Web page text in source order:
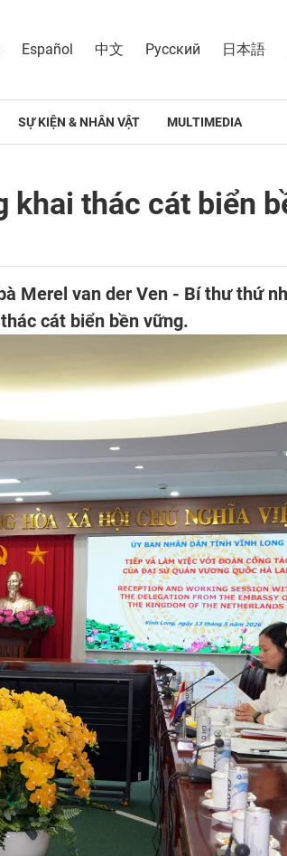
Español 中文 Русский 日本語
SỰ KIỆN & NHÂN VẬT MULTIMEDIA
khai thác cát biển
Merel van der Ven - Bí thư thứ
cát biển bền vững.